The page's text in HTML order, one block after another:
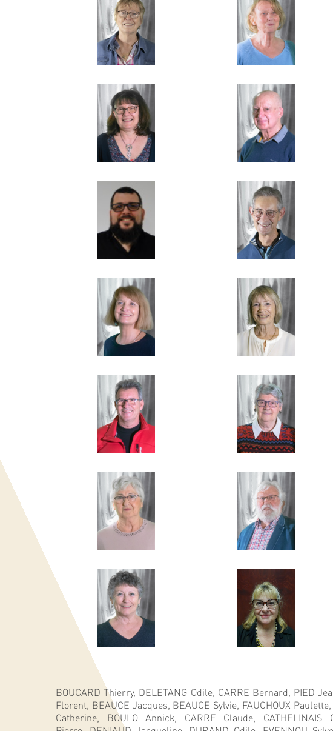
BOUCARD Thierry, DELETANG Odile, CARRE Bernard, PIED
Florent, BEAUCE Jacques, BEAUCE Sylvie, FAUCHOUX Paulette,
Catherine, BOULO Annick, CARRE Claude, CATHELINAIS